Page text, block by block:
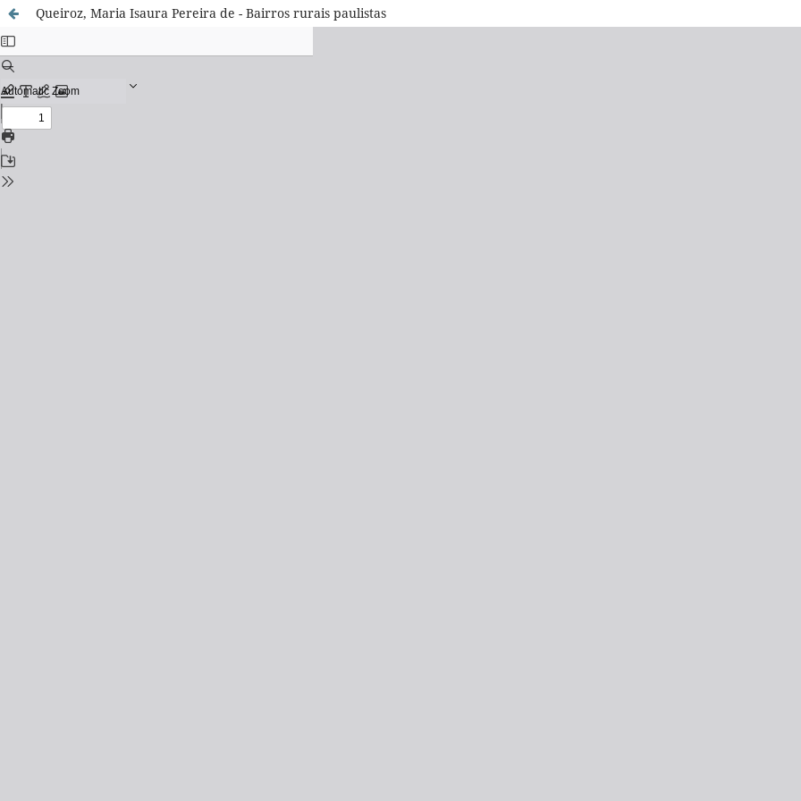
Queiroz, Maria Isaura Pereira de - Bairros rurais paulistas